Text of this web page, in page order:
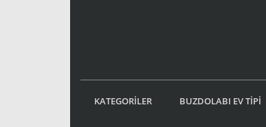
KATEGORİLER BUZDOLABI EV TİPİ